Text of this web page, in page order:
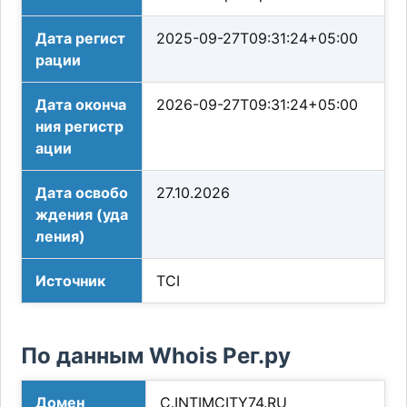
Дата регист
рации
2025-09-27T09:31:24+05:00
Дата оконча
ния регистр
ации
2026-09-27T09:31:24+05:00
Дата освобо
ждения (уда
ления)
27.10.2026
Источник TCI
По данным Whois Рег.ру
Домен C.INTIMCITY74.RU